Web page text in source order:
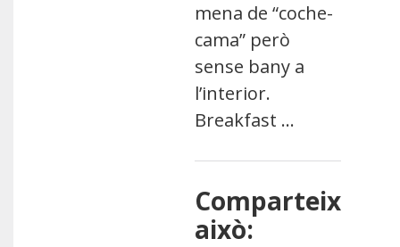
mena de “coche-
cama” però
sense bany a
l’interior.
Breakfast …
Comparteix
això: